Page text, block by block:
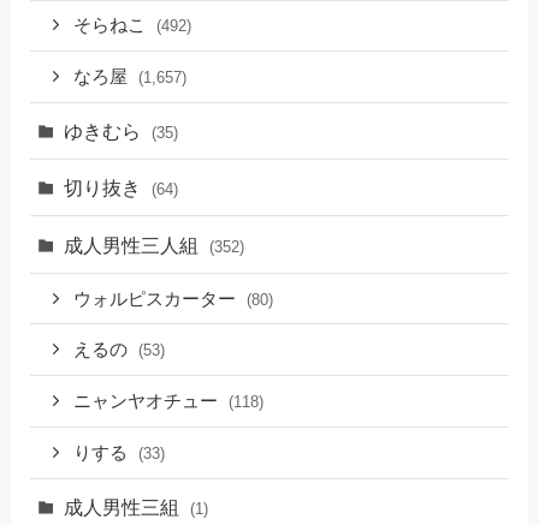
そらねこ (492)
なろ屋 (1,657)
ゆきむら (35)
切り抜き (64)
成人男性三人組 (352)
ウォルピスカーター (80)
えるの (53)
ニャンヤオチュー (118)
りする (33)
成人男性三組 (1)